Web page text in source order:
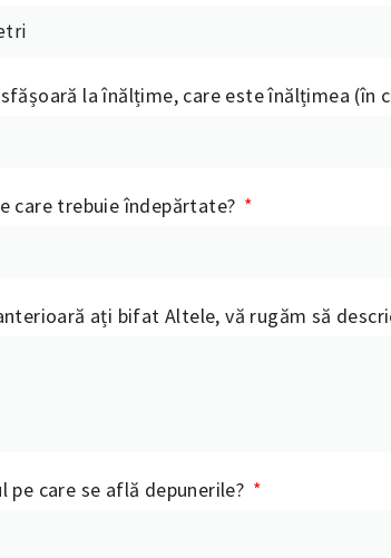
la înălțime, care este înălțimea (în
care trebuie îndepărtate?
ați bifat Altele, vă rugăm să
pe care se află depunerile?